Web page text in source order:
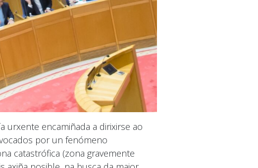
urxente encamiñada a dirixirse ao
por un fenómeno
catastrófica (zona gravemente